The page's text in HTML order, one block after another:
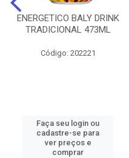
ENERGETICO BALY DRINK
TRADICIONAL 473ML
Código: 202221
Faça seu login ou
cadastre-se para
ver preços e
comprar